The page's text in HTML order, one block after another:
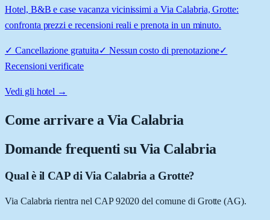
Hotel, B&B e case vacanza vicinissimi a Via Calabria, Grotte:
confronta prezzi e recensioni reali e prenota in un minuto.
✓ Cancellazione gratuita✓ Nessun costo di prenotazione✓
Recensioni verificate
Vedi gli hotel →
Come arrivare aVia Calabria
Domande frequenti su Via Calabria
Qual è il CAP di Via Calabria a Grotte?
Via Calabria rientra nel CAP 92020 del comune di Grotte (AG).